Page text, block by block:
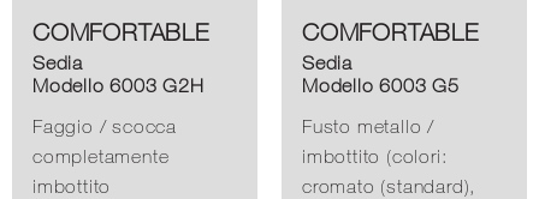
COMFORTABLE
Sedia
Modello 6003 G2H
Faggio / scocca
completamente
imbottito
COMFORTABLE
Sedia
Modello 6003 G5
Fusto metallo /
imbottito (colori:
cromato (standard),